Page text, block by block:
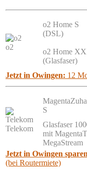
o2
o2 Home S
(DSL)
o2 Home
(Glasfaser)
Jetzt in Owingen: 12
Telekom
S
Glasfaser
mit
MegaStream
Jetzt in Owingen sparen
(bei Routermiete)